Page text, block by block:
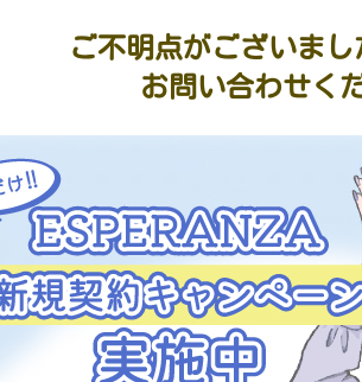
ご不明点がございま
お問い合わせく